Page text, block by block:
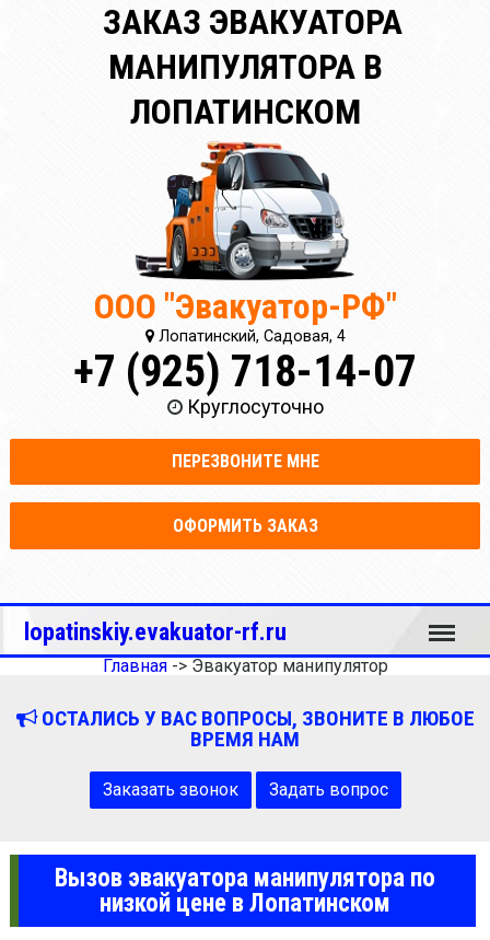
ЗАКАЗ ЭВАКУАТОРА
МАНИПУЛЯТОРА В
ЛОПАТИНСКОМ
ООО "Эвакуатор-РФ"
Лопатинский, Садовая, 4
+7 (925) 718-14-07
Круглосуточно
ПЕРЕЗВОНИТЕ МНЕ
ОФОРМИТЬ ЗАКАЗ
lopatinskiy.evakuator-rf.ru Меню
Главная-> Эвакуатор манипулятор
ОСТАЛИСЬ У ВАС ВОПРОСЫ, ЗВОНИТЕ В ЛЮБОЕ
ВРЕМЯ НАМ
Заказать звонок Задать вопрос
Вызов эвакуатора манипулятора по
низкой цене в Лопатинском